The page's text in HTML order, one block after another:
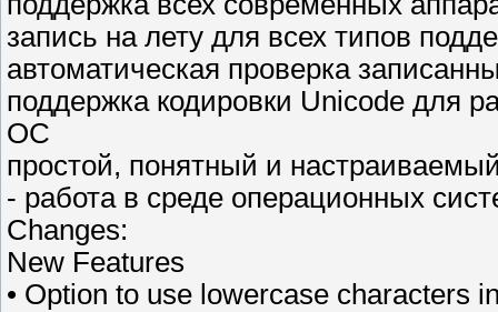
запись на лету для всех типов
автоматическая проверка
поддержка кодировки Unicode для
ОС
простой, понятный и
- работа в среде операционных
Changes:
New Features
• Option to use lowercase characters